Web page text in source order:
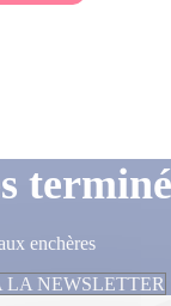
enchères
LA NEWSLETTER